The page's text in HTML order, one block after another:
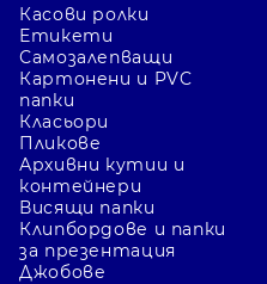
Касови ролки
Етикети
Самозалепващи
Картонени и PVC
папки
Класьори
Пликове
Архивни кутии и
контейнери
Висящи папки
Клипбордове и папки
за презентация
Джобове